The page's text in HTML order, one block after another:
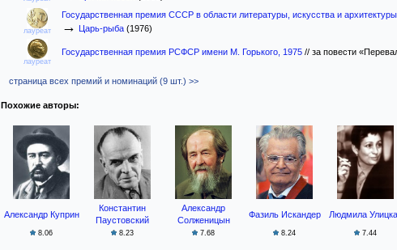
лауреат
Государственная премия СССР в области литературы, искусства и
→ Царь-рыба (1976)
лауреат
Государственная премия РСФСР имени М. Горького, 1975 // за повести
страница всех премий и номинаций (9 шт.) >>
Похожие авторы:
Александр Куприн
8.06
Константин
Паустовский
8.23
Александр
Солженицын
7.68
Фазиль Искандер
8.24
Людмила
7.44